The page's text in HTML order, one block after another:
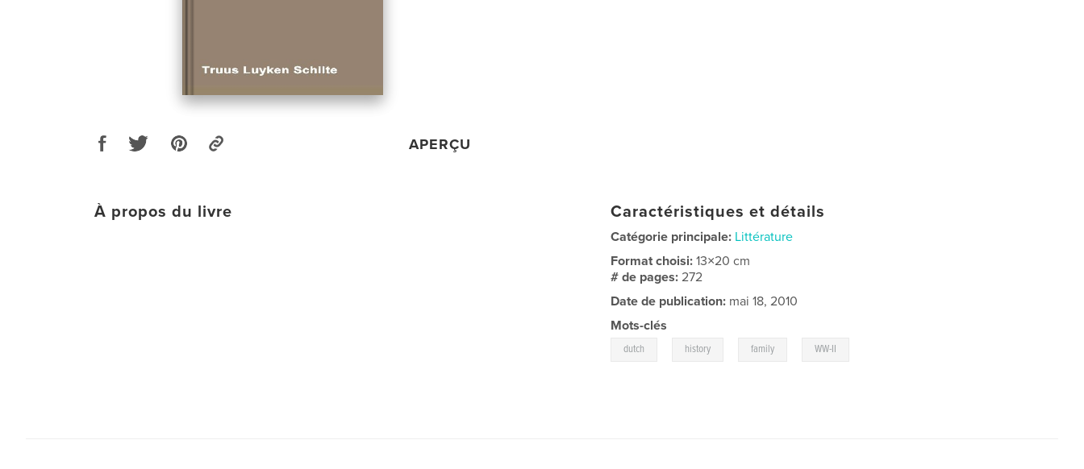
APERÇU
À propos du livre Caractéristiques et détails
Catégorie principale: Littérature
Format choisi:13×20 cm
# de pages:272
Date de publication: mai 18, 2010
Mots-clés
dutch history family WW-II